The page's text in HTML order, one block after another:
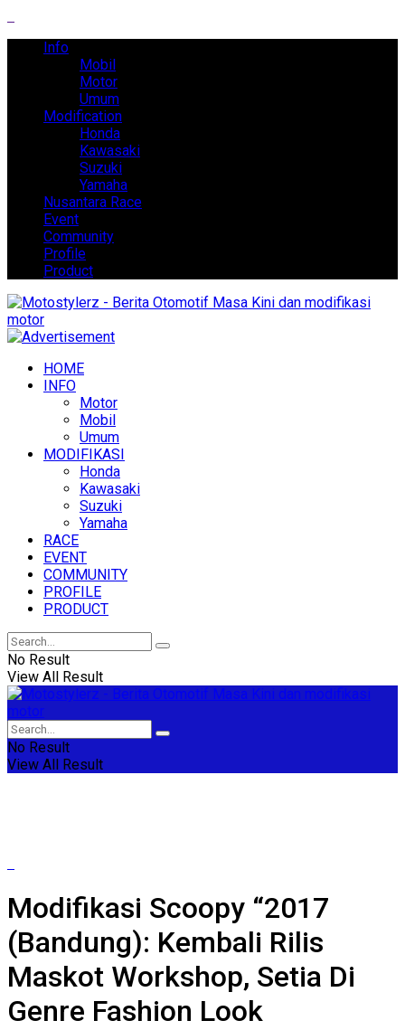
Info
Mobil
Motor
Umum
Modification
Honda
Kawasaki
Suzuki
Yamaha
Nusantara Race
Event
Community
Profile
Product
HOME
INFO
Motor
Mobil
Umum
MODIFIKASI
Honda
Kawasaki
Suzuki
Yamaha
RACE
EVENT
COMMUNITY
PROFILE
PRODUCT
No Result
View All Result
No Result
View All Result
Modifikasi Scoopy “2017
(Bandung): Kembali Rilis
Maskot Workshop, Setia Di
Genre Fashion Look